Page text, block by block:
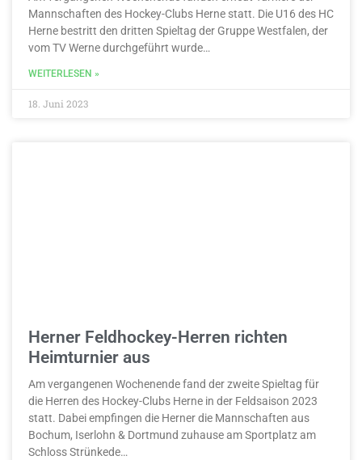
Mannschaften des Hockey-Clubs Herne statt. Die U16 des HC
Herne bestritt den dritten Spieltag der Gruppe Westfalen, der
vom TV Werne durchgeführt wurde…
WEITERLESEN »
18. Juni 2023
Herner Feldhockey-Herren richten
Heimturnier aus
Am vergangenen Wochenende fand der zweite Spieltag für
die Herren des Hockey-Clubs Herne in der Feldsaison 2023
statt. Dabei empfingen die Herner die Mannschaften aus
Bochum, Iserlohn & Dortmund zuhause am Sportplatz am
Schloss Strünkede…